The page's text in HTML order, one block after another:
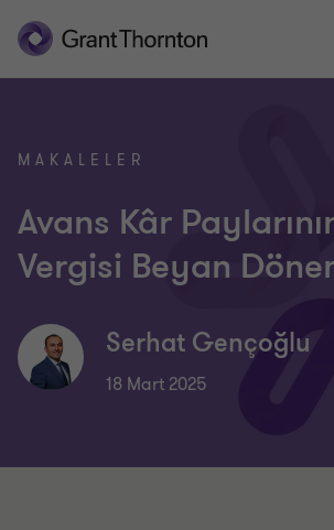
MAKALELER
Avans Kâr
Vergisi Beyan
Serhat Gençoğlu
18 Mart 2025